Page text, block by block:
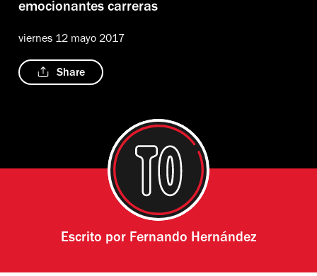
emocionantes carreras
viernes 12 mayo 2017
Share
Escrito por Fernando Hernández